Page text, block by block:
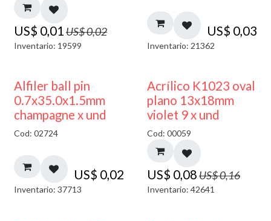
US$ 0,01US$0,02
Inventario: 19599
US$ 0,03
Inventario: 21362
Alfiler ball pin
0.7x35.0x1.5mm
champagne x und
Cod: 02724
US$ 0,02
Inventario: 37713
50% DESCUENTO
Acrílico K1023 oval
plano 13x18mm
violet 9 x und
Cod: 00059
US$ 0,08US$0,16
Inventario: 42641